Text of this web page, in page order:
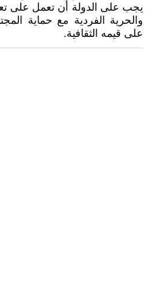
يجب على الدولة أن تعمل على
والحرية الفردية مع حماية
على قيمه الثقافية.